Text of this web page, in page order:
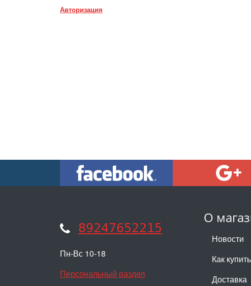
Авторизация
О
Новости
Как купить
Доставка
89247652215
Пн-Вс 10-18
Персональный раздел